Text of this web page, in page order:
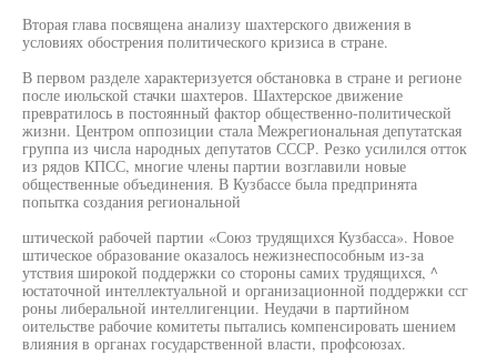
Вторая глава посвящена анализу шахтерского движения в
условиях обострения политического кризиса в стране.
В первом разделе характеризуется обстановка в стране и регионе
после июльской стачки шахтеров. Шахтерское движение
превратилось в постоянный фактор общественно-политической
жизни. Центром оппозиции стала Межрегиональная депутатская
группа из числа народных депутатов СССР. Резко усилился отток
из рядов КПСС, многие члены партии возглавили новые
общественные объединения. В Кузбассе была предпринята
попытка создания региональной
штической рабочей партии «Союз трудящихся Кузбасса». Новое
штическое образование оказалось нежизнеспособным из-за
утствия широкой поддержки со стороны самих трудящихся, ^
юстаточной интеллектуальной и организационной поддержки ссг
роны либеральной интеллигенции. Неудачи в партийном
оительстве рабочие комитеты пытались компенсировать шением
влияния в органах государственной власти, профсоюзах.